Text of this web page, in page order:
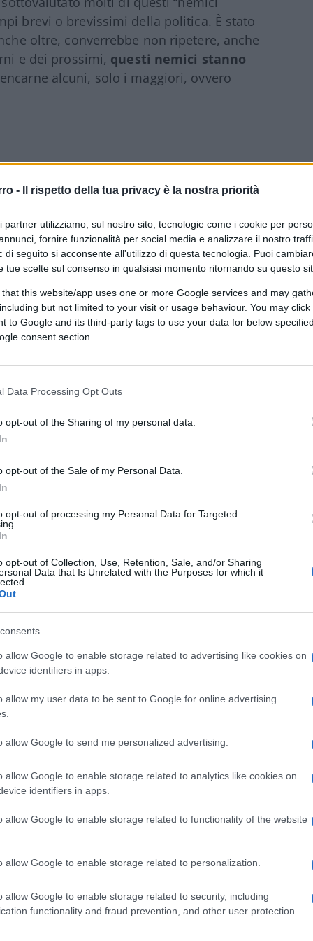
- Il rispetto della tua privacy è la nostra priorità
partner utilizziamo, sul nostro sito, tecnologie come i cookie per
fornire funzionalità per social media e analizzare il nostro
di seguito si acconsente all'utilizzo di questa tecnologia. Puoi
tue scelte sul consenso in qualsiasi momento ritornando su questo
that this website/app uses one or more Google services and may
but not limited to your visit or usage behaviour. You may
to Google and its third-party tags to use your data for below
consent section.
Data Processing Opt Outs
opt-out of the Sharing of my personal data.
opt-out of the Sale of my Personal Data.
opt-out of processing my Personal Data for Targeted
opt-out of Collection, Use, Retention, Sale, and/or Sharing
Data that Is Unrelated with the Purposes for which it
allow Google to enable storage related to advertising like cookies on
identifiers in apps.
allow my user data to be sent to Google for online advertising
allow Google to send me personalized advertising.
allow Google to enable storage related to analytics like cookies on
identifiers in apps.
allow Google to enable storage related to functionality of the website
allow Google to enable storage related to personalization.
allow Google to enable storage related to security, including
functionality and fraud prevention, and other user protection.
brevi o brevissimi della politica. È stato
oltre, converrebbe non ripetere, anche
e dei prossimi, questi nemici stanno
alcuni, solo i maggiori, ovvero
saràl’Unione Europea. Non
siano antieuropeisti ma perché
in un modo diverso da come si
era negli ideali fra l’altro di non pochi
con l’attuale Commissione presieduta
largo” che include anche i centristi e
culturalmente dalla sinistra relativista e
– si è cercato di far passare
ia tout court la visione di chi crede
dire, “dei diritti”. E non, come
l’altra che vede un’Europa
e che crede in una politica
come è quella portata avanti in questo
sul predominio a Strasburgo di una
fa, non dimentichiamolo, grazie ai
la delegittimazione a priori di un
oggi l’Unione Europea potrebbe
e sulla nostra stessa ripresa
chiarire alcune ambiguità, allontanarsi
lavorare sul Partito Popolare per
“liberali”) mettendo in evidenza le
tradizione e la sua storia.
dovrebbe esserlo in punta di
e politicizzate, si muoverà senza dubbio
centrodestra, sarà ovviamente quella
sono da aspettarsi, come accade da
ancora nelle ultime
Morisi),“inchieste ad orologeria”e
parte politica. Le accuse saranno
media nazionali per poi sgonfiarsi e
la buriana. È una fenomenologia che
ha efficacemente illustrato e definito come
in questo caso, è che ormai molti italiani
dei magistrati politicizzati conservi tutta